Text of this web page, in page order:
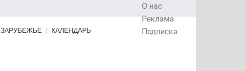
О нас
Реклама
Подписка
ЗАРУБЕЖЬЕ КАЛЕНДАРЬ